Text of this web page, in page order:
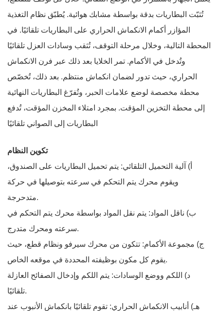
تُثبّت البطاريات بدقة بواسطة مشابك هوائية. يُطبّق نظام التغذية
المؤازر أكمام الانكماش الحراري على البطاريات تلقائيًا. في
المحطة التالية، وخلال مرحلة التوقف، تُثقب وسادات العزل تلقائيًا
وتُدخل في الأكمام. تمر الخلايا بعد ذلك عبر فرن الانكماش
الحراري، حيث تدور لضمان انكماش منتظم. بعد ذلك، تُخصّص
محطة مخصصة لوضع علامات الحبر، وتُفرّغ البطاريات النهائية
إلى محطة التخزين المؤقت. بمجرد امتلاء المخزن المؤقت، تُدفع
تكوين النظام
أ) آلية التحميل التلقائي: يتم تحميل البطاريات على الصندوق،
ويقوم محرك يتم التحكم في سرعته بتوصيلها في حركة
متدحرجة.
ب) ناقل المواد: يتم نقل المواد بواسطة محرك يتم التحكم في
سرعته ومحرك متدرج.
ج) مجموعة الأكمام: تتكون من محرك سيرفو ونظام قطع، حيث
يقوم كل مكون بوظيفته المحددة في موقعه الخاص.
د) اللكم ووضع الوسادات: يتم اللكم وإدخال الصفائح العازلة
تلقائيًا.
هـ) أنابيب الانكماش الحراري: تقوم تلقائيًا بانكماش الأنبوب عند